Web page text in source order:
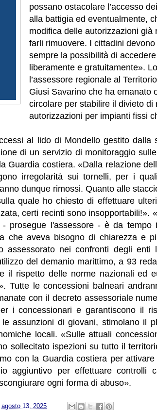
possano ostacolare l’accesso
alla battigia ed eventualmente,
modifica delle autorizzazioni già
farli rimuovere. I cittadini
sempre la possibilità di
liberamente e gratuitamente».
l’assessore regionale al
Giusi Savarino che ha emanato
circolare per stabilire il divieto di
autorizzazioni per impianti fissi
al lido di Mondello gestito dalla
di un servizio di monitoraggio
Guardia costiera. «Dalla relazione
irregolarità sui tornelli, per i
dunque rimossi. Quanto alle
quale ho chiesto di effettuare
certi recinti sono insopportabili!».
prosegue l'assessore - è da tempo
che aveva bisogno di chiarezza e
assessorato nei confronti degli enti
del demanio marittimo, a 93
il rispetto delle norme nazionali ed
Tutte le concessioni balneari
con il decreto assessoriale
i concessionari e garantiscono il
assunzioni di giovani, stimolano il
locali. «Sulle attuali
sollecitato ispezioni su tutto il
con la Guardia costiera per attivare
aggiuntivo per effettuare controlli
ogni forma di abuso».
agosto 13, 2025